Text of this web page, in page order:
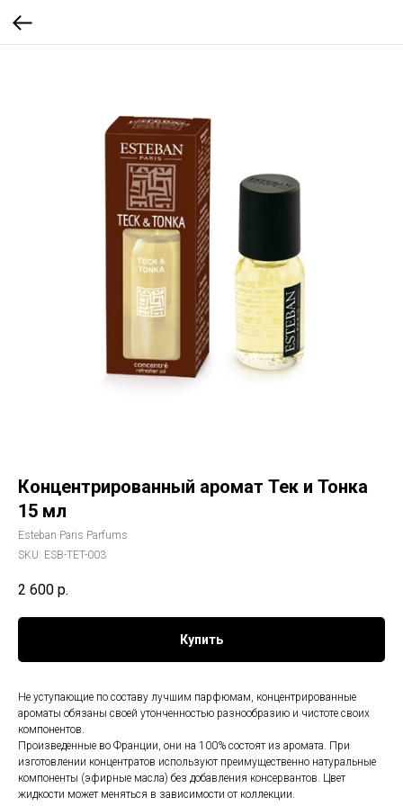
Концентрированный аромат Тек и Тонка
15 мл
Esteban Paris Parfums
SKU: ESB-TET-003
2 600 р.
Купить
Не уступающие по составу лучшим парфюмам, концентрированные
ароматы обязаны своей утонченностью разнообразию и чистоте своих
компонентов.
Произведенные во Франции, они на 100% состоят из аромата. При
изготовлении концентратов используют преимущественно натуральные
компоненты (эфирные масла) без добавления консервантов. Цвет
жидкости может меняться в зависимости от коллекции.